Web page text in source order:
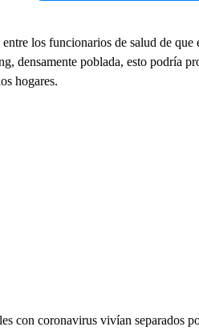
los funcionarios de salud de
densamente poblada, esto podría
hogares.
con coronavirus vivían separados